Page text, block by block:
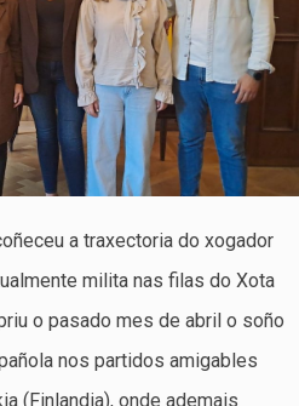
a traxectoria do xogador
milita nas filas do Xota
o pasado mes de abril o soño
nos partidos amigables
(Finlandia), onde ademais